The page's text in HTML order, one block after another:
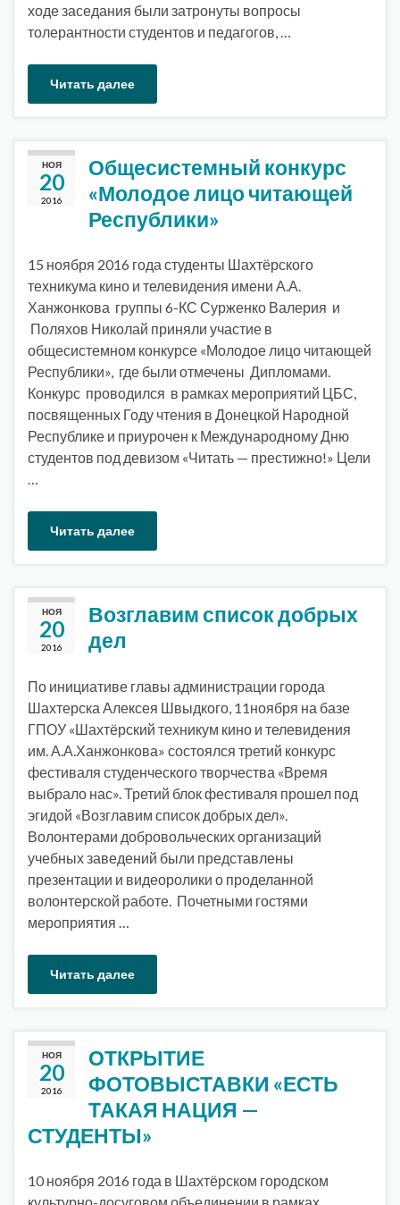
ходе заседания были затронуты вопросы
толерантности студентов и педагогов, …
Читать далее
НОЯ
20
2016
Общесистемный конкурс
«Молодое лицо читающей
Республики»
15 ноября 2016 года студенты Шахтёрского
техникума кино и телевидения имени А.А.
Ханжонкова группы 6-КС Сурженко Валерия и
Поляхов Николай приняли участие в
общесистемном конкурсе «Молодое лицо читающей
Республики», где были отмечены Дипломами.
Конкурс проводился в рамках мероприятий ЦБС,
посвященных Году чтения в Донецкой Народной
Республике и приурочен к Международному Дню
студентов под девизом «Читать — престижно!» Цели
…
Читать далее
НОЯ
20
2016
Возглавим список добрых
дел
По инициативе главы администрации города
Шахтерска Алексея Швыдкого, 11ноября на базе
ГПОУ «Шахтёрский техникум кино и телевидения
им. А.А.Ханжонкова» состоялся третий конкурс
фестиваля студенческого творчества «Время
выбрало нас». Третий блок фестиваля прошел под
эгидой «Возглавим список добрых дел».
Волонтерами добровольческих организаций
учебных заведений были представлены
презентации и видеоролики о проделанной
волонтерской работе. Почетными гостями
мероприятия …
Читать далее
НОЯ
20
2016
ОТКРЫТИЕ
ФОТОВЫСТАВКИ «ЕСТЬ
ТАКАЯ НАЦИЯ —
СТУДЕНТЫ»
10 ноября 2016 года в Шахтёрском городском